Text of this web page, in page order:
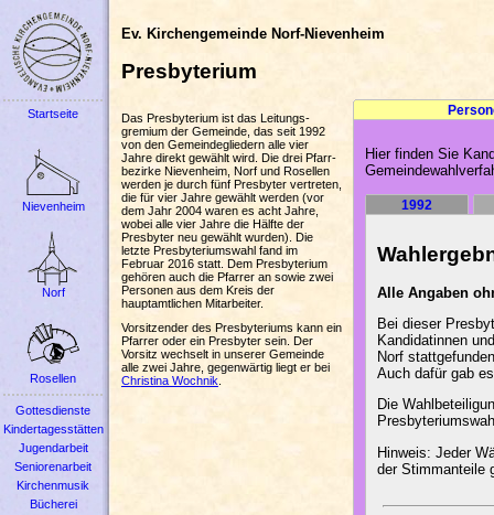
Ev. Kirchengemeinde Norf-Nievenheim
Presbyterium
Startseite
Nievenheim
Norf
Rosellen
Gottesdienste
Kindertagesstätten
Jugendarbeit
Seniorenarbeit
Kirchenmusik
Bücherei
Hier finden Sie
1992
Alle Angaben
Bei dieser
Kandidatinnen
Norf
Auch dafür gab
Die
Hinweis: Jeder
der Stimmanteile
Das Presbyterium ist das Leitungs­
gremium der Gemeinde, das seit 1992
von den Gemeindegliedern alle vier
Jahre direkt gewählt wird. Die drei Pfarr­
bezirke Nievenheim, Norf und Rosellen
werden je durch fünf Presbyter vertreten,
die für vier Jahre gewählt werden (vor
dem Jahr 2004 waren es acht Jahre,
wobei alle vier Jahre die Hälfte der
Presbyter neu gewählt wurden). Die
letzte Presbyteriums­wahl fand im
Februar 2016 statt. Dem Presbyterium
gehören auch die Pfarrer an sowie zwei
Personen aus dem Kreis der
hauptamtlichen Mitarbeiter.
Vorsitzender des Presbyteriums kann ein
Pfarrer oder ein Presbyter sein. Der
Vorsitz wechselt in unserer Gemeinde
alle zwei Jahre, gegenwärtig liegt er bei
Christina Wochnik